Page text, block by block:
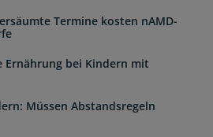
Termine kosten nAMD-
Ernährung bei Kindern mit
Müssen Abstandsregeln